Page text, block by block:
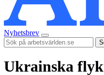
Nyhetsbrev
Ukrainska